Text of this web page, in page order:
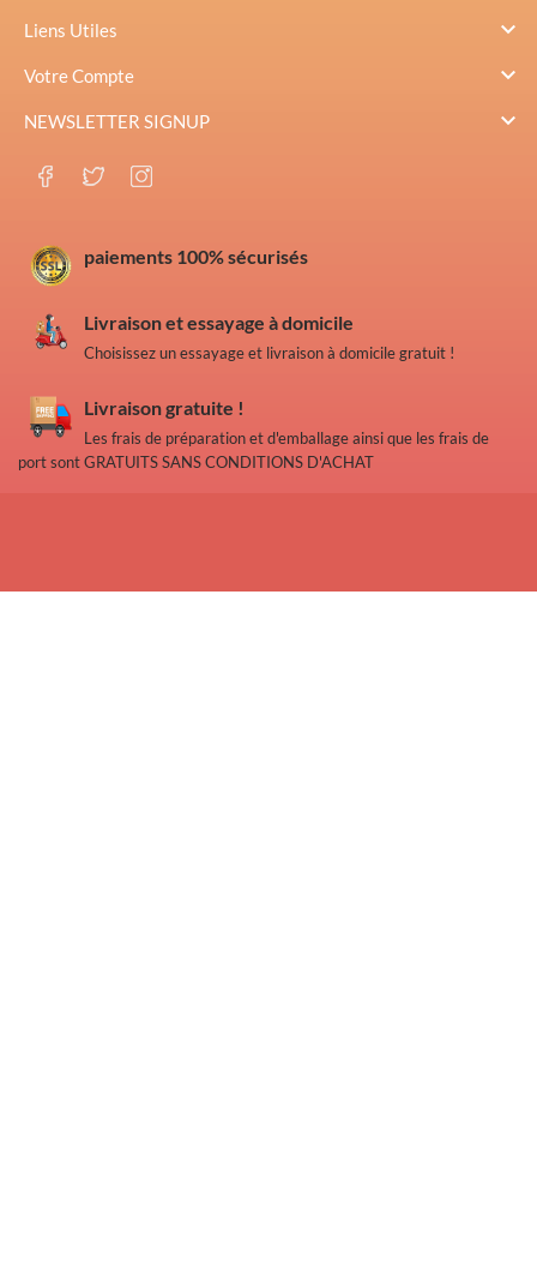
Liens Utiles 
Votre Compte 
NEWSLETTER SIGNUP 
paiements 100% sécurisés
Livraison et essayage à domicile
Choisissez un essayage et livraison à domicile gratuit !
Livraison gratuite !
Les frais de préparation et d'emballage ainsi que les frais de
port sont GRATUITS SANS CONDITIONS D'ACHAT